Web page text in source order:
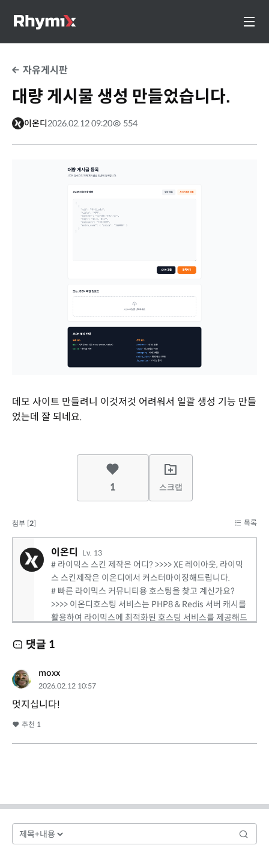
자유게시판
대량 게시물 생성 만들었습니다.
이온디2026.02.12 09:20 554
데모 사이트 만들려니 이것저것 어려워서 일괄 생성 기능 만들
었는데 잘 되네요.
1 스크랩
첨부 [2] 목록
이온디 Lv. 13
# 라이믹스 스킨 제작은 어디? >>>> XE 레이아웃, 라이믹
스 스킨제작은 이온디에서 커스터마이징해드립니다.
# 빠른 라이믹스 커뮤니티용 호스팅을 찾고 계신가요?
>>>> 이온디호스팅 서비스는 PHP8 & Redis 서버 캐시를
활용하여 라이믹스에 최적화된 호스팅 서비스를 제공해드
구축해드립니다.)
댓글 1
moxx
2026.02.12 10:57
멋지십니다!
추천 1